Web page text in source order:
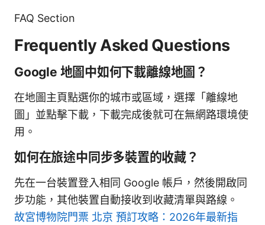
FAQ Section
Frequently Asked Questions
Google 地圖中如何下載離線地圖？
在地圖主頁點選你的城市或區域，選擇「離線地
圖」並點擊下載，下載完成後就可在無網路環境使
用。
如何在旅途中同步多裝置的收藏？
先在一台裝置登入相同 Google 帳戶，然後開啟同
步功能，其他裝置自動接收到收藏清單與路線。
故宮博物院門票 北京 預訂攻略：2026年最新指